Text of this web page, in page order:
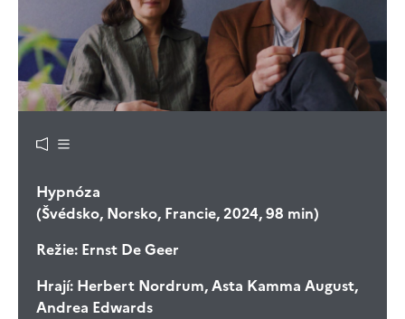
Hypnóza
(Švédsko, Norsko, Francie, 2024, 98 min)
Režie: Ernst De Geer
Hrají: Herbert Nordrum, Asta Kamma August,
Andrea Edwards